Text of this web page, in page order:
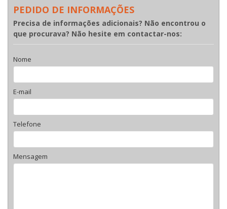
PEDIDO DE INFORMAÇÕES
Precisa de informações adicionais? Não encontrou o
que procurava? Não hesite em contactar-nos:
Nome
E-mail
Telefone
Mensagem